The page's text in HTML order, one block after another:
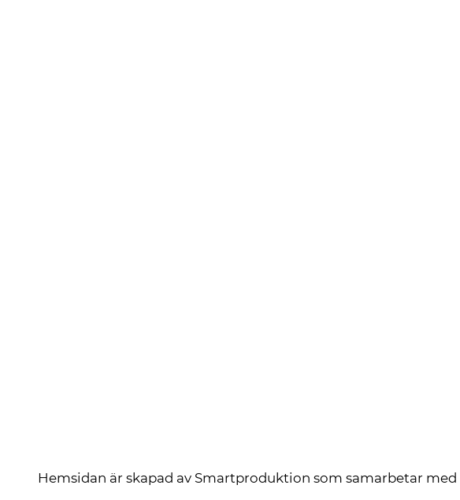
Hemsidan är skapad av Smartproduktion som samarbetar med